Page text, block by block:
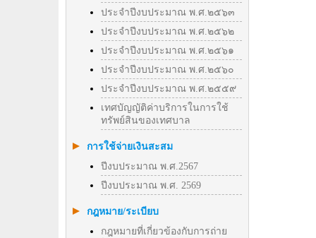
ประจำปีงบประมาณ พ.ศ.๒๕๖๓
ประจำปีงบประมาณ พ.ศ.๒๕๖๒
ประจำปีงบประมาณ พ.ศ.๒๕๖๑
ประจำปีงบประมาณ พ.ศ.๒๕๖๐
ประจำปีงบประมาณ พ.ศ.๒๕๕๙
เทศบัญญัติค่าบริการในการใช้
ทรัพย์สินของเทศบาล
การใช้จ่ายเงินสะสม
ปีงบประมาณ พ.ศ.2567
ปีงบประมาณ พ.ศ. 2569
กฎหมาย/ระเบียบ
กฎหมายที่เกี่ยวข้องกับการถ่าย